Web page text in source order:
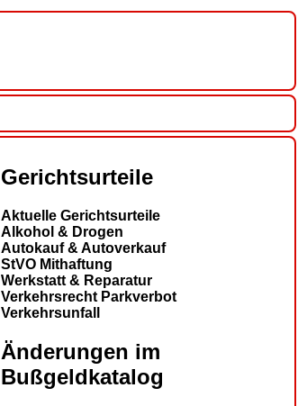
Gerichtsurteile
Aktuelle Gerichtsurteile
Alkohol & Drogen
Autokauf & Autoverkauf
StVO Mithaftung
Werkstatt & Reparatur
Verkehrsrecht Parkverbot
Verkehrsunfall
Änderungen im
Bußgeldkatalog